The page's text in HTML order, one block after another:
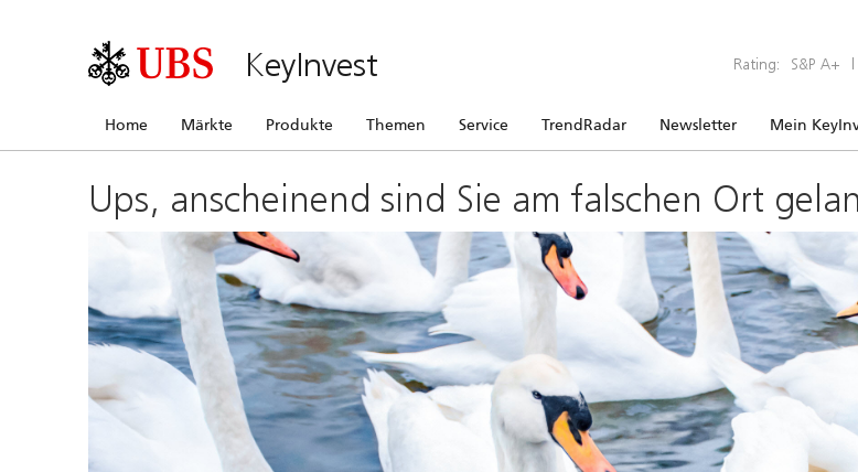
KeyInvest Rating: S&P A+ |
Home Märkte Produkte Themen Service TrendRadar Newsletter Mein
Ups, anscheinend sind Sie am falschen Ort